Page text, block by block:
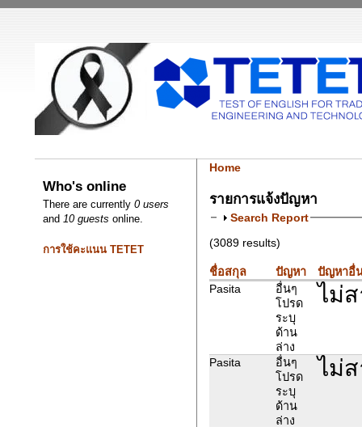
Who's online
There are currently0 users
and 10 guests online.
การใช้คะแนน TETET
Home
รายการแจ้งปัญหา
Search Report
(3089 results)
ชื่อสกุล ปัญหา
ปัญหาอื่
Pasita
อื่นๆ
โปรด
ระบุ
ด้าน
ล่าง
ไม่
Pasita
อื่นๆ
โปรด
ระบุ
ด้าน
ล่าง
ไม่